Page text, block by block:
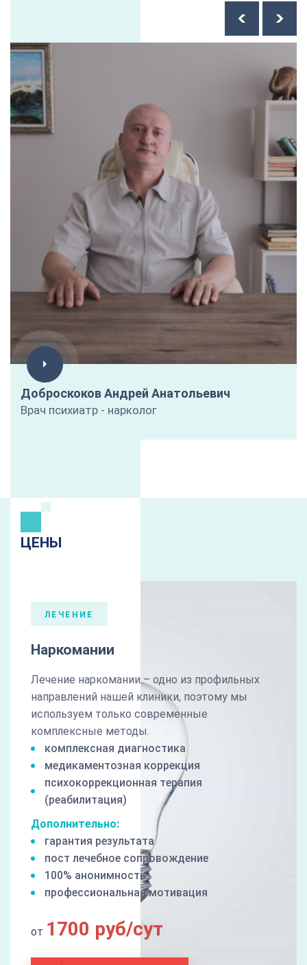
Доброскоков Андрей Анатольевич
Врач психиатр - нарколог
ЦЕНЫ
ЛЕЧЕНИЕ
Наркомании
Лечение наркомании – одно из профильных
направлений нашей клиники, поэтому мы
используем только современные
комплексные методы.
комплексная диагностика
медикаментозная коррекция
психокоррекционная терапия
(реабилитация)
Дополнительно:
гарантия результата
пост лечебное сопровождение
100% анонимность
профессиональная мотивация
от 1700 руб/сут